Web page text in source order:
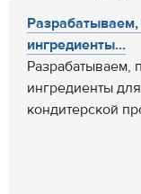
ингредиенты...
Разрабатываем,
ингредиенты
кондитерской